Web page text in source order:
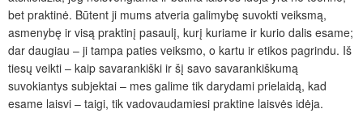
bet praktinė. Būtent ji mums atveria galimybę suvokti veiksmą,
asmenybę ir visą praktinį pasaulį, kurį kuriame ir kurio dalis esame;
dar daugiau – ji tampa paties veiksmo, o kartu ir etikos pagrindu. Iš
tiesų veikti – kaip savarankiški ir šį savo savarankiškumą
suvokiantys subjektai – mes galime tik darydami prielaidą, kad
esame laisvi – taigi, tik vadovaudamiesi praktine laisvės idėja.